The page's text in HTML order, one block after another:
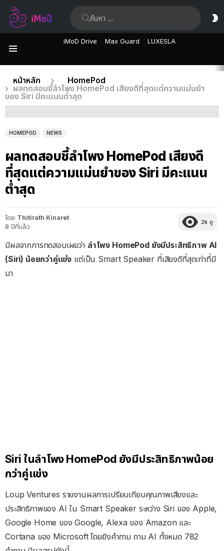
iMoD Drive Max Guard LUXESLA
เรื่อง
ล่าสุด
คุณอยู่ที่นี่:
หน้าหลัก
HomePod
ผลทดสอบชี้ลำโพง HomePod เสียงดีที่สุดแต่ความแม่นยำ
ของ Siri มีคะแนนต่ำสุด
HOMEPOD NEWS
ผลทดสอบชี้ลำโพง HomePod เสียงดี
ที่สุดแต่ความแม่นยำของ Siri มีคะแนน
ต่ำสุด
โดย Thitirath Kinaret
8 ปีที่แล้ว
2k ดู
มีผลจากการทดสอบเผยว่า ลำโพง HomePod ยังมีประสิทธิภาพ AI
(Siri) น้อยกว่าคู่แข่ง แต่เป็น Smart Speaker ที่เสียงดีที่สุดเท่าที่มี
มา
Siri ในลำโพง HomePod ยังมีประสิทธิภาพน้อย
กว่าคู่แข่ง
Loup Ventures รายงานผลการเปรียบเทียบคุณภาพเสียงและ
ประสิทธิภาพของ AI ใน Smart Speaker ระหว่าง Siri ของ Apple,
Google Home ของ Google, Alexa ของ Amazon และ
Cortana ของ Microsoft โดยยิงคำถาม ถาม AI ทั้งหมด 782